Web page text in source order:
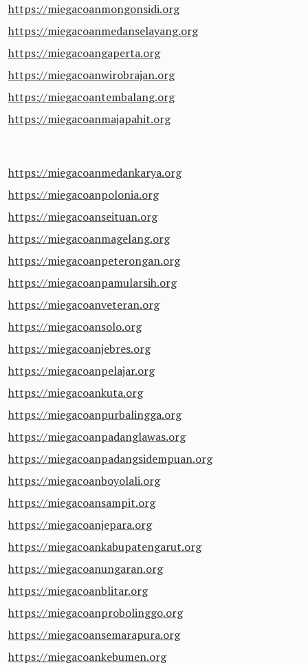
https://miegacoanmongonsidi.org
https://miegacoanmedanselayang.org
https://miegacoangaperta.org
https://miegacoanwirobrajan.org
https://miegacoantembalang.org
https://miegacoanmajapahit.org
https://miegacoanmedankarya.org
https://miegacoanpolonia.org
https://miegacoanseituan.org
https://miegacoanmagelang.org
https://miegacoanpeterongan.org
https://miegacoanpamularsih.org
https://miegacoanveteran.org
https://miegacoansolo.org
https://miegacoanjebres.org
https://miegacoanpelajar.org
https://miegacoankuta.org
https://miegacoanpurbalingga.org
https://miegacoanpadanglawas.org
https://miegacoanpadangsidempuan.org
https://miegacoanboyolali.org
https://miegacoansampit.org
https://miegacoanjepara.org
https://miegacoankabupatengarut.org
https://miegacoanungaran.org
https://miegacoanblitar.org
https://miegacoanprobolinggo.org
https://miegacoansemarapura.org
https://miegacoankebumen.org